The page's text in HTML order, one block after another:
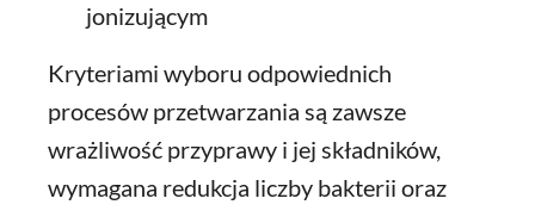
jonizującym
Kryteriami wyboru odpowiednich
procesów przetwarzania są zawsze
wrażliwość przyprawy i jej składników,
wymagana redukcja liczby bakterii oraz